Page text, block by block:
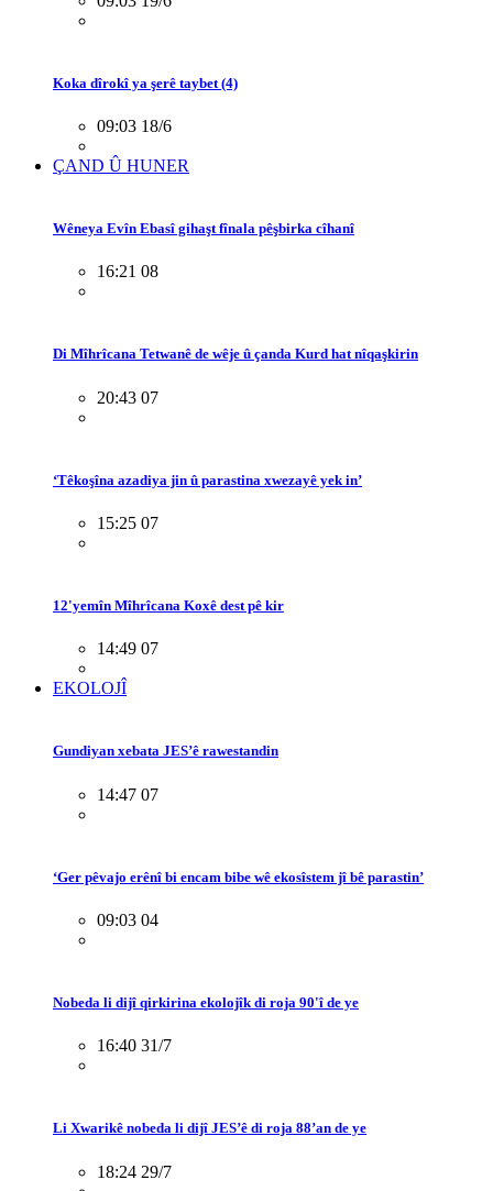
Koka dîrokî ya şerê taybet (4)
09:03 18/6
ÇAND Û HUNER
Wêneya Evîn Ebasî gihaşt fînala pêşbirka cîhanî
16:21 08
Di Mîhrîcana Tetwanê de wêje û çanda Kurd hat nîqaşkirin
20:43 07
‘Têkoşîna azadiya jin û parastina xwezayê yek in’
15:25 07
12'yemîn Mîhrîcana Koxê dest pê kir
14:49 07
EKOLOJÎ
Gundiyan xebata JES’ê rawestandin
14:47 07
‘Ger pêvajo erênî bi encam bibe wê ekosîstem jî bê parastin’
09:03 04
Nobeda li dijî qirkirina ekolojîk di roja 90'î de ye
16:40 31/7
Li Xwarikê nobeda li dijî JES’ê di roja 88’an de ye
18:24 29/7